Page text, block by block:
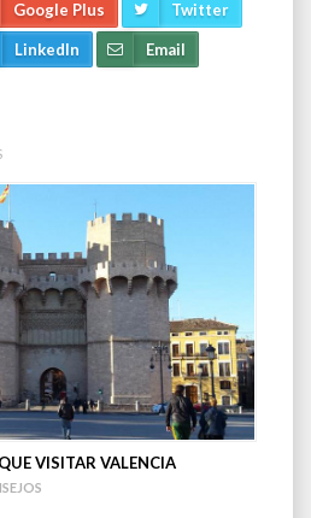
Google Plus Twitter
LinkedIn Email
VISITAR VALENCIA